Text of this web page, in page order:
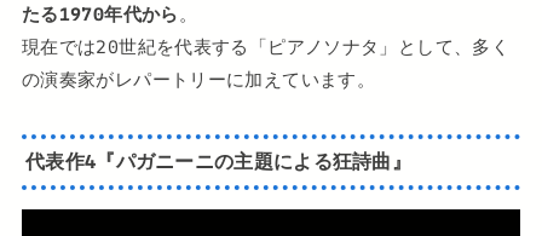
たる1970年代から。
現在では20世紀を代表する「ピアノソナタ」として、多く
の演奏家がレパートリーに加えています。
代表作4『パガニーニの主題による狂詩曲』